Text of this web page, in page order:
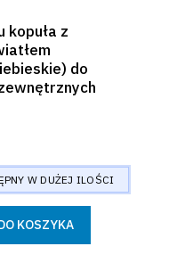
kopuła z
do
W DUŻEJ ILOŚCI
KOSZYKA